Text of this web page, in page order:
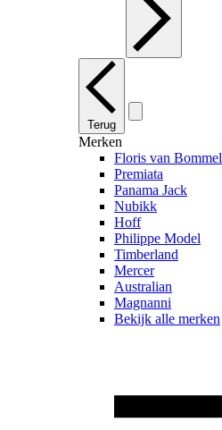
Terug
Merken
Floris van Bommel
Premiata
Panama Jack
Nubikk
Hoff
Philippe Model
Timberland
Mercer
Australian
Magnanni
Bekijk alle merken